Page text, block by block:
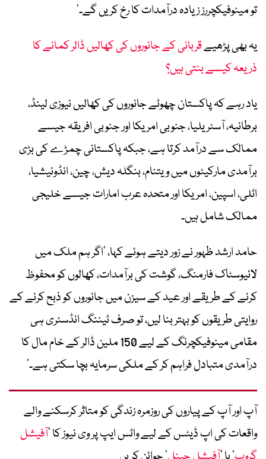
تو مینوفیکچررز زیادہ درآمدات کا رخ کریں گے۔‘
یہ بھی پڑھیےقربانی کے جانوروں کی کھالیں ڈالر کمانے کا
ذریعہ کیسے بنتی ہیں؟
یاد رہے کہ پاکستان چھوٹے جانوروں کی کھالیں نیوزی لینڈ،
برطانیہ، آسٹریلیا، جنوبی امریکا اور جنوبی افریقہ جیسے
ممالک سے درآمد کرتا ہے، جبکہ پاکستانی چمڑے کی بڑی
برآمدی مارکیٹوں میں ویتنام، بنگلہ دیش، چین، انڈونیشیا،
اٹلی، اسپین، امریکا اور متحدہ عرب امارات جیسے خلیجی
ممالک شامل ہیں۔
حامد ارشد ظہور نے زور دیتے ہوئے کہا، ’اگر ہم ملک میں
لائیوسٹاک فارمنگ، گوشت کی برآمدات، کھالوں کو محفوظ
کرنے کے طریقے اور عید کے سیزن میں جانوروں کو ذبح کرنے کے
روایتی طریقوں کو بہتر بنا لیں، تو صرف ٹیننگ انڈسٹری ہی
مقامی مینوفیکچرنگ کے لیے 150 ملین ڈالر کے خام مال کا
درآمدی متبادل فراہم کر کے ملکی سرمایہ بچا سکتی ہے۔‘
آپ اور آپ کے پیاروں کی روزمرہ زندگی کو متاثر کرسکنے والے
واقعات کی اپ ڈیٹس کے لیے واٹس ایپ پر وی نیوز کا ’آفیشل